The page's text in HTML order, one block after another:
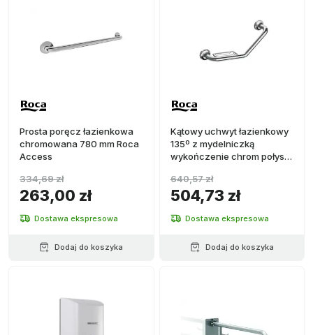
Prosta poręcz łazienkowa
chromowana 780 mm Roca
Access
263,00 zł
334,69 zł
Dostawa ekspresowa
Dodaj do koszyka
Kątowy uchwyt łazienkowy
135º z mydelniczką
wykończenie chrom połysk
504,73 zł
640,57 zł
Dostawa ekspresowa
Dodaj do koszyka